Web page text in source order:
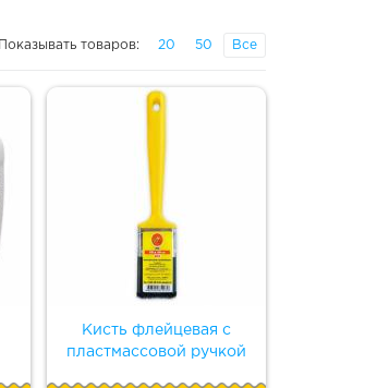
Показывать товаров: 20 50 Все
Кисть флейцевая с
пластмассовой ручкой